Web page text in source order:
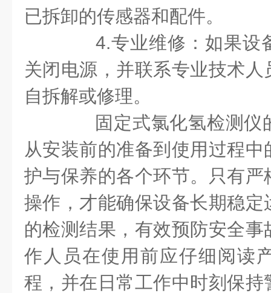
已拆卸的传感器和配件。
4.专业维修：如果设
关闭电源，并联系专业技术
自拆解或修理。
固定式氯化氢检测仪
从安装前的准备到使用过程
护与保养的各个环节。只有
操作，才能确保设备长期稳
的检测结果，有效预防安全
作人员在使用前应仔细阅读
程，并在日常工作中时刻保